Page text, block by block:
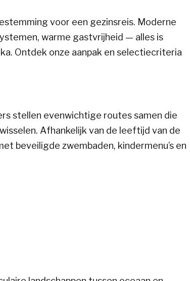
voor een gezinsreis. Moderne
warme gastvrijheid — alles is
Ontdek onze aanpak en selectiecriteria
stellen evenwichtige routes samen die
Afhankelijk van de leeftijd van de
beveiligde zwembaden, kindermenu’s en